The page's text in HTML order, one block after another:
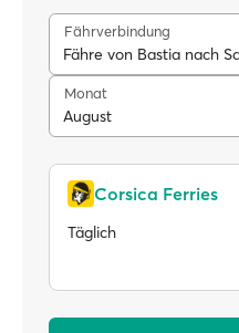
Fährverbindung
Fähre von Bastia nach
Monat
August
Corsica Ferries
Täglich